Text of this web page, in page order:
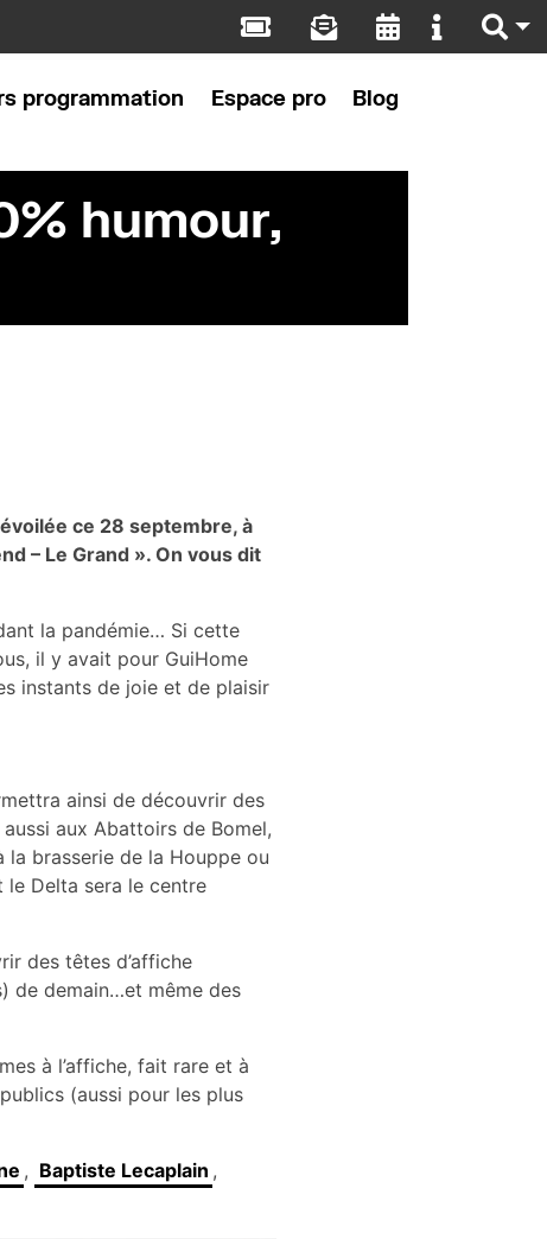
programmation Espace pro Blog
humour,
ce 28 septembre, à
– Le Grand ». On vous dit
la pandémie… Si cette
il y avait pour GuiHome
instants de joie et de plaisir
ainsi de découvrir des
aux Abattoirs de Bomel,
la brasserie de la Houppe ou
le Delta sera le centre
des têtes d’affiche
de demain…et même des
à l’affiche, fait rare et à
(aussi pour les plus
, Baptiste Lecaplain ,